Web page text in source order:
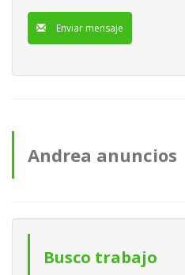
Enviar mensaje
Andrea anuncios
Busco trabajo